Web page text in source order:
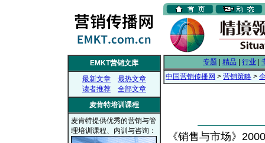
EMKT营销文库
最新文章
最热文章
读者推荐
全部文章
麦肯特培训课程
麦肯特提供优秀的营销与管
理培训课程、内训与咨询：
专题 精品 行业
中国营销传播网 > 营销策略 >
《销售与市场》